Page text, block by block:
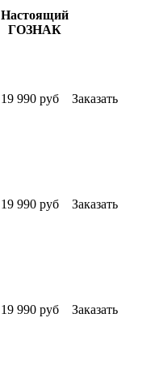
Настоящий
ГОЗНАК
19 990 руб Заказать
19 990 руб Заказать
19 990 руб Заказать